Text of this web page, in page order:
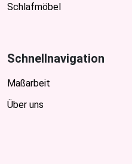
Schlafmöbel
Schnellnavigation
Maßarbeit
Über uns